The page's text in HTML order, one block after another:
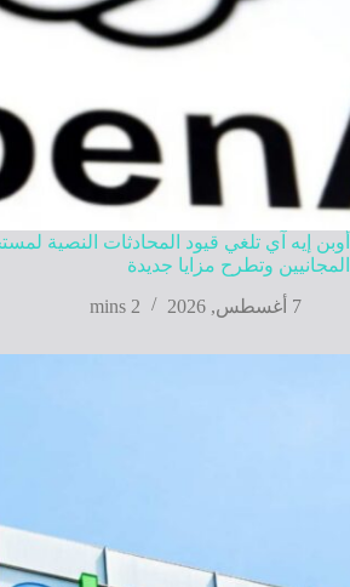
المجانيين وتطرح مزايا جديدة
7 أغسطس, 2026
2 mins